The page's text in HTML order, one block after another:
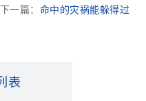
一篇： 命中的灾祸能躲得过
表